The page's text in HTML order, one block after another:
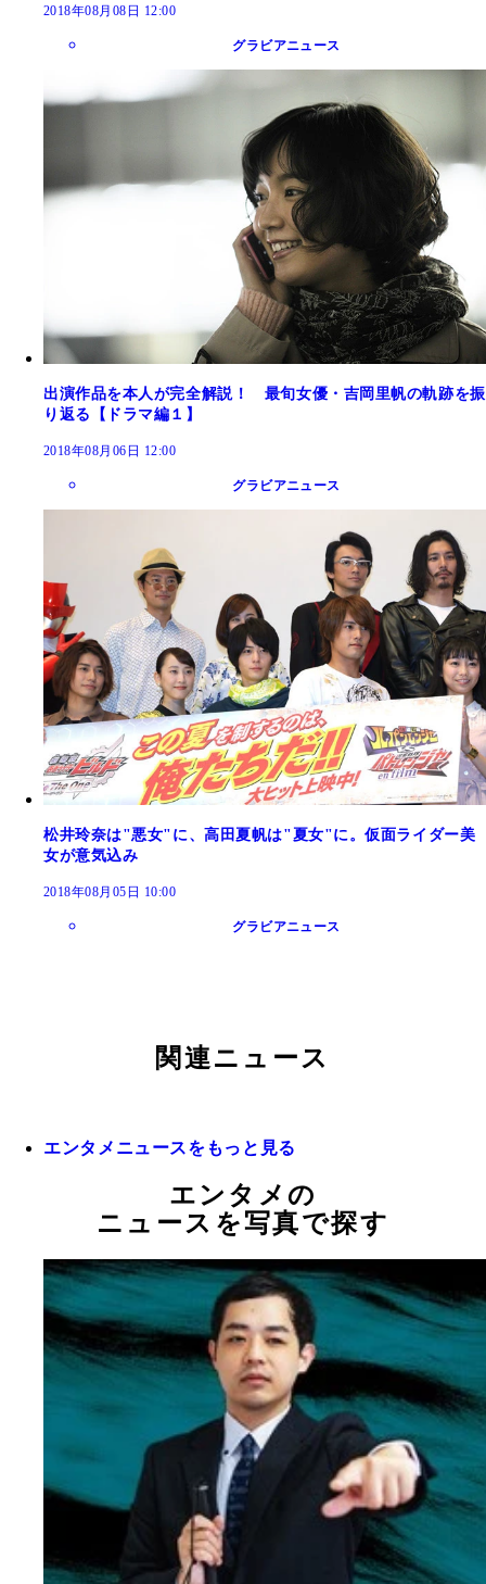
2018年08月08日 12:00
グラビアニュース
出演作品を本人が完全解説！ 最旬女優・吉岡里帆の軌跡を振
り返る【ドラマ編１】
2018年08月06日 12:00
グラビアニュース
松井玲奈は"悪女"に、高田夏帆は"夏女"に。仮面ライダー美
女が意気込み
2018年08月05日 10:00
グラビアニュース
関連ニュース
エンタメニュースをもっと見る
エンタメの
ニュースを写真で探す